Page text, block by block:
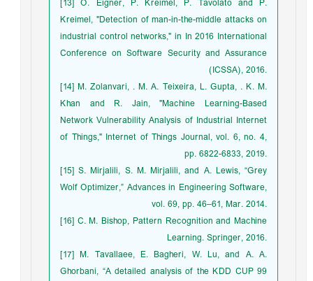
‎[13]‎ O. Eigner, P. Kreimel, P. Tavolato and P.
‎Kreimel, "Detection of man-in-the-middle ‎attacks on
industrial control networks," in In ‎‎2016 International
Conference on Software ‎Security and Assurance
(ICSSA), 2016.‎
‎[14]‎ M. Zolanvari, . M. A. Teixeira, L. Gupta, . ‎K. M.
Khan and R. Jain, "Machine Learning-‎Based
Network Vulnerability Analysis of ‎Industrial Internet
of Things," Internet of ‎Things Journal, vol. 6, no. 4,
pp. 6822-6833, ‎‎2019.‎
‎[15]‎ S. Mirjalili, S. M. Mirjalili, and A. Lewis, ‎‎“Grey
Wolf Optimizer,” Advances in ‎Engineering Software,
vol. 69, pp. 46–61, ‎Mar. 2014.‎
‎[16]‎ C. M. Bishop, Pattern Recognition and ‎Machine
Learning. Springer, 2016.‎
‎[17]‎ M. Tavallaee, E. Bagheri, W. Lu, and A. A.
‎Ghorbani, “A detailed analysis of the KDD ‎CUP 99